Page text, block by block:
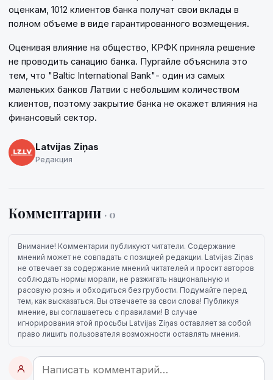
оценкам, 1012 клиентов банка получат свои вклады в
полном объеме в виде гарантированного возмещения.
Оценивая влияние на общество, КРФК приняла решение
не проводить санацию банка. Пургайле объяснила это
тем, что "Baltic International Bank"- один из самых
маленьких банков Латвии с небольшим количеством
клиентов, поэтому закрытие банка не окажет влияния на
финансовый сектор.
Latvijas Ziņas
Редакция
Комментарии · 0
Внимание! Комментарии публикуют читатели. Содержание
мнений может не совпадать с позицией редакции. Latvijas Ziņas
не отвечает за содержание мнений читателей и просит авторов
соблюдать нормы морали, не разжигать национальную и
расовую рознь и обходиться без грубости. Подумайте перед
тем, как высказаться. Вы отвечаете за свои слова! Публикуя
мнение, вы соглашаетесь с правилами! В случае
игнорирования этой просьбы Latvijas Ziņas оставляет за собой
право лишить пользователя возможности оставлять мнения.